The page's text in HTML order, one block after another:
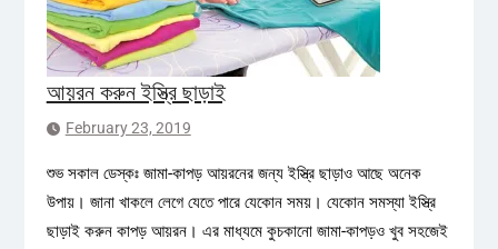
আয়রন করুন ইস্ত্রি ছাড়াই
February 23, 2019
শুভ সকাল ডেস্কঃ জামা-কাপড় আয়রনের জন্য ইস্ত্রি ছাড়াও আছে অনেক
উপায়। জানা খাকলে লেগে যেতে পারে যেকোন সময়। যেকোন সমস্যা ইস্ত্রি
ছাড়াই করুন কাপড় আয়রন। এর মাধ্যমে কুচকানো জামা-কাপড়ও খুব সহজেই